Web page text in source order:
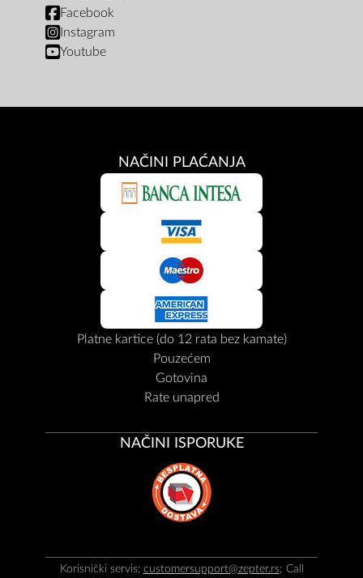
Facebook
Instagram
Youtube
NAČINI PLAĆANJA
Platne kartice (do 12 rata bez kamate)
Pouzećem
Gotovina
Rate unapred
NAČINI ISPORUKE
Korisnički servis: customersupport@zepter.rs; Call